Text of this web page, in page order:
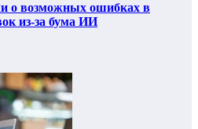
о возможных ошибках в
из-за бума ИИ